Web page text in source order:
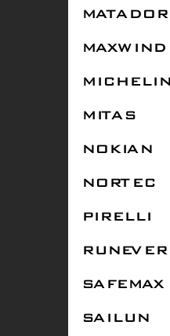
MATADOR
MAXWIND
MICHELIN
MITAS
NOKIAN
NORTEC
PIRELLI
RUNEVER
SAFEMAX
SAILUN